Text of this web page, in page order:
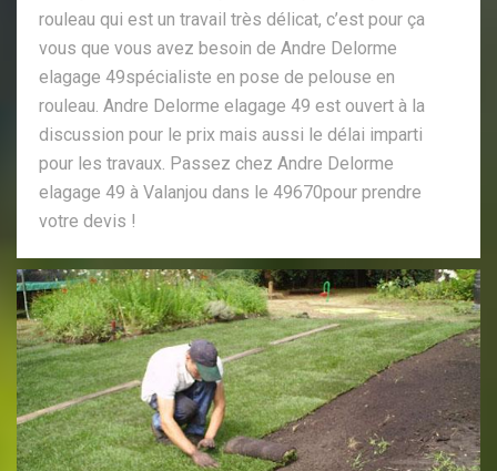
rouleau qui est un travail très délicat, c’est pour ça
vous que vous avez besoin de Andre Delorme
elagage 49spécialiste en pose de pelouse en
rouleau. Andre Delorme elagage 49 est ouvert à la
discussion pour le prix mais aussi le délai imparti
pour les travaux. Passez chez Andre Delorme
elagage 49 à Valanjou dans le 49670pour prendre
votre devis !